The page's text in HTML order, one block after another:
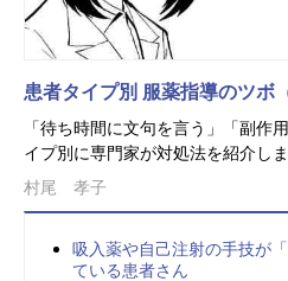
患者タイプ別 服薬指導のツボ
「待ち時間に文句を言う」「副作
イプ別に専門家が対処法を紹介しま
村尾 孝子
吸入薬や自己注射の手技が
ている患者さん